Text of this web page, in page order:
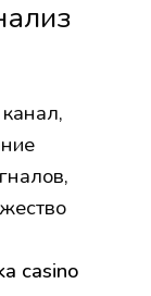
casino